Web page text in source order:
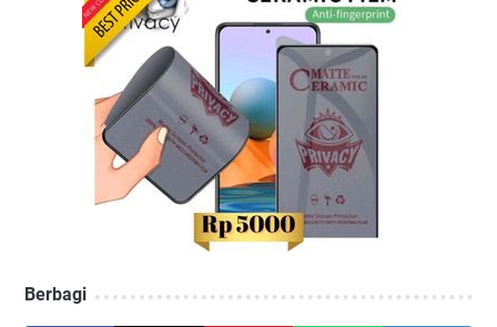
Berbagi